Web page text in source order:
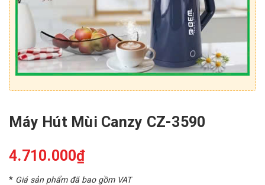
Máy Hút Mùi Canzy CZ-3590
4.710.000₫
* Giá sản phẩm đã bao gồm VAT